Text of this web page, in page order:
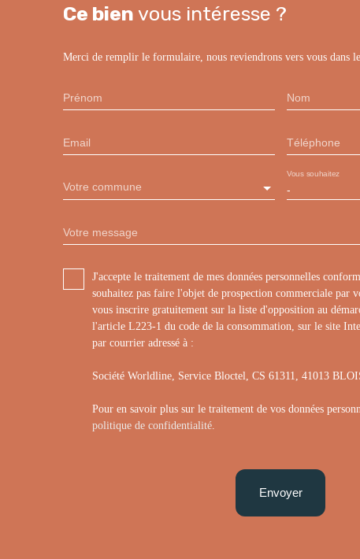
Ce bien vous intéresse ?
Merci de remplir le formulaire, nous reviendrons vers vous dans
Prénom Nom
Email Téléphone
Votre commune -
Vous souhaitez
Votre message
J'accepte le traitement de mes données personnelles
souhaitez pas faire l'objet de prospection commerciale par
vous inscrire gratuitement sur la liste d'opposition au
l'article L223-1 du code de la consommation, sur le site
par courrier adressé à :
Société Worldline, Service Bloctel, CS 61311, 41013
Pour en savoir plus sur le traitement de vos données
politique de confidentialité
Envoyer